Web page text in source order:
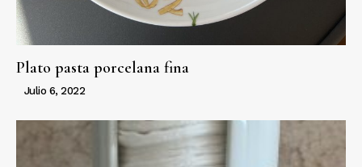
Plato pasta porcelana fina
Julio 6, 2022